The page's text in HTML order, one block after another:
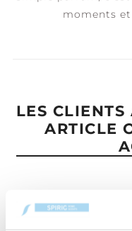
moments
LES CLIENTS
ARTICLE
50%